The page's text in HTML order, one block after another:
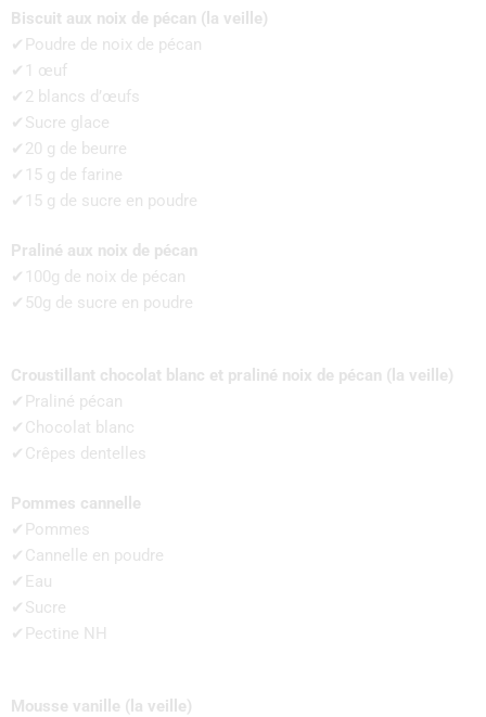
Biscuit aux noix de pécan (la veille)
✔Poudre de noix de pécan
✔1 œuf
✔2 blancs d’œufs
✔Sucre glace
✔20 g de beurre
✔15 g de farine
✔15 g de sucre en poudre
Praliné aux noix de pécan
✔100g de noix de pécan
✔50g de sucre en poudre
Croustillant chocolat blanc et praliné noix de pécan (la veille)
✔Praliné pécan
✔Chocolat blanc
✔Crêpes dentelles
Pommes cannelle
✔Pommes
✔Cannelle en poudre
✔Eau
✔Sucre
✔Pectine NH
Mousse vanille (la veille)